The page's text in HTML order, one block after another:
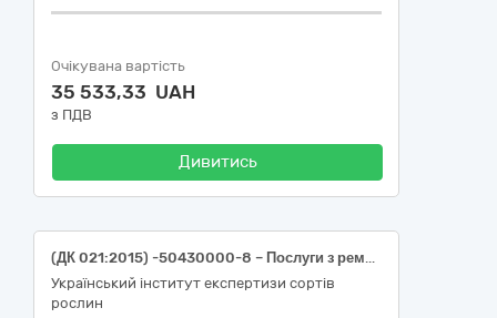
Очікувана вартість
35 533,33 UAH
з ПДВ
Дивитись
(ДК 021:2015) -50430000-8 – Послуги з ремонтування і технічного обслуговування високоточного обладнання (послуги з калібрування засобів вимірювальної техніки)
Український інститут експертизи сортів
рослин